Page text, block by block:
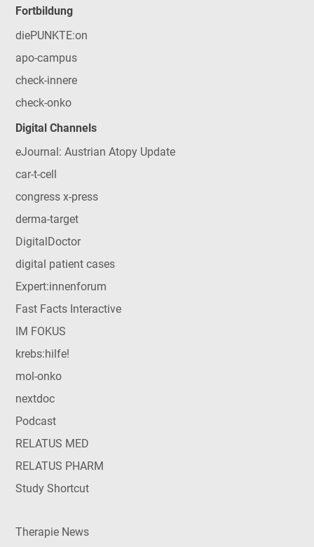
Fortbildung
diePUNKTE:on
apo-campus
check-innere
check-onko
Digital Channels
eJournal: Austrian Atopy Update
car-t-cell
congress x-press
derma-target
DigitalDoctor
digital patient cases
Expert:innenforum
Fast Facts Interactive
IM FOKUS
krebs:hilfe!
mol-onko
nextdoc
Podcast
RELATUS MED
RELATUS PHARM
Study Shortcut
Therapie News